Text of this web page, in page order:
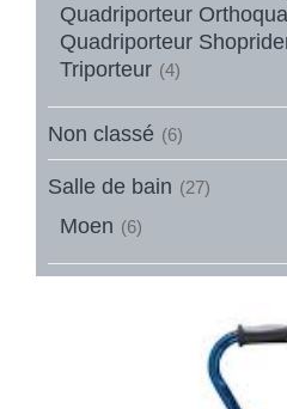
Quadriporteur
Quadriporteur
Triporteur (4)
Non classé (6)
Salle de bain (27)
Moen (6)